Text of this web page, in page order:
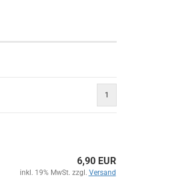
1
6,90 EUR
inkl. 19% MwSt. zzgl. Versand